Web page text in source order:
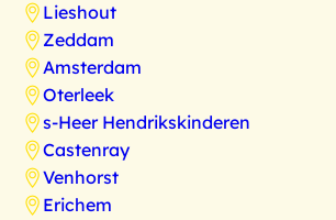
Lieshout
Zeddam
Amsterdam
Oterleek
s-Heer Hendrikskinderen
Castenray
Venhorst
Erichem